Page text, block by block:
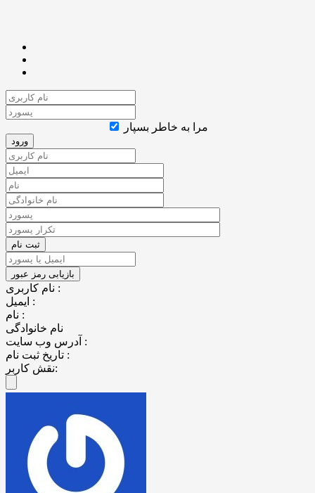
مرا به خاطر بسپار
نام کاربری :
ایمیل :
نام :
نام خانوادگی
آدرس وب سایت :
تاریخ ثبت نام :
نقش کاربر: